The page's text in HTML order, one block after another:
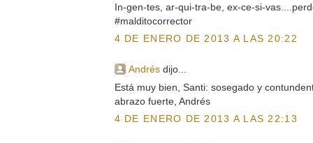
In-gen-tes, ar-qui-tra-be, ex-ce-si-
#malditocorrector
4 DE ENERO DE 2013 A LAS 20:22
Andrésdijo...
Está muy bien, Santi: sosegado y
abrazo fuerte, Andrés
4 DE ENERO DE 2013 A LAS 22:13